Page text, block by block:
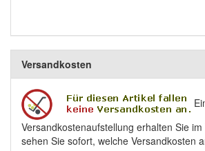
Versandkosten
Versandkostenaufstellung erhalten Sie
sehen Sie sofort, welche Versandkosten